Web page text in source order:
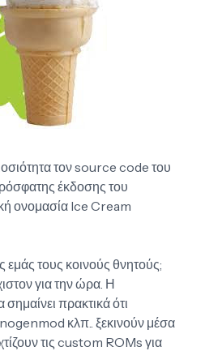
τον source code του
έκδοσης του
ονομασία Ice Cream
εμάς τους κοινούς θνητούς;
για την ώρα. Η
πρακτικά ότι
κλπ.. ξεκινούν μέσα
τις custom ROMs για